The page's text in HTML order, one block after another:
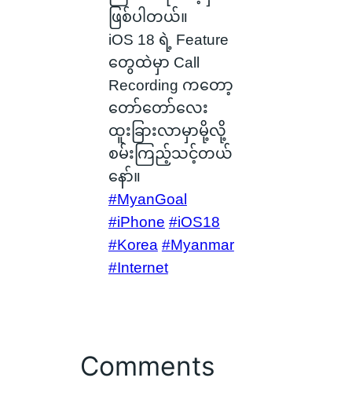
ဖြစ်ပါတယ်။
iOS 18 ရဲ့ Feature
တွေထဲမှာ Call
Recording ကတော့
တော်တော်လေး
ထူးခြားလာမှာမို့လို့
စမ်းကြည့်သင့်တယ်
နော်။
#MyanGoal
#iPhone #iOS18
#Korea #Myanmar
#Internet
Comments